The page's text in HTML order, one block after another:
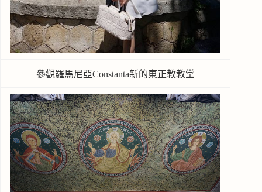
參觀羅馬尼亞Constanta新的東正教教堂